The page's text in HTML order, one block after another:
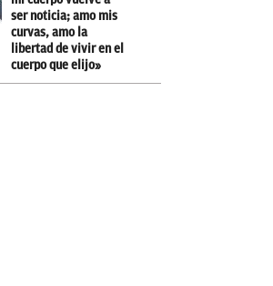
ser noticia; amo mis
curvas, amo la
libertad de vivir en el
cuerpo que elijo»